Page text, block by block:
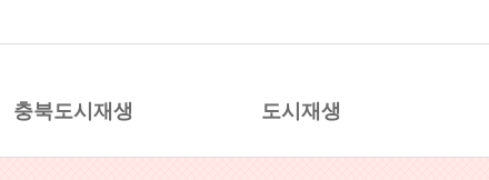
충북도시재생 도시재생